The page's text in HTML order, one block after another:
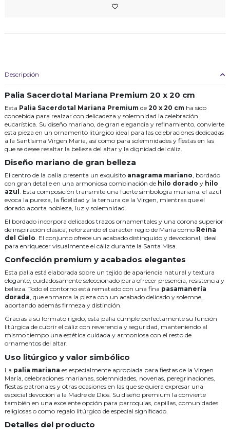
Descripción
Palia Sacerdotal Mariana Premium 20 x 20 cm
Esta Palia Sacerdotal Mariana Premium de 20 x 20 cm ha sido
concebida para realzar con delicadeza y solemnidad la celebración
eucarística. Su diseño mariano, de gran elegancia y refinamiento, convierte
esta pieza en un ornamento litúrgico ideal para las celebraciones dedicadas
a la Santísima Virgen María, así como para solemnidades y fiestas en las
que se desee resaltar la belleza del altar y la dignidad del cáliz.
Diseño mariano de gran belleza
El centro de la palia presenta un exquisito anagrama mariano, bordado
con gran detalle en una armoniosa combinación de hilo dorado y hilo
azul . Esta composición transmite una fuerte simbología mariana: el azul
evoca la pureza, la fidelidad y la ternura de la Virgen, mientras que el
dorado aporta nobleza, luz y solemnidad.
El bordado incorpora delicados trazos ornamentales y una corona superior
de inspiración clásica, reforzando el carácter regio de María como Reina
del Cielo . El conjunto ofrece un acabado distinguido y devocional, ideal
para enriquecer visualmente el cáliz durante la Santa Misa.
Confección premium y acabados elegantes
Esta palia está elaborada sobre un tejido de apariencia natural y textura
elegante, cuidadosamente seleccionado para ofrecer presencia, resistencia y
belleza. Todo el contorno está rematado con una fina pasamanería
dorada, que enmarca la pieza con un acabado delicado y solemne,
aportando además firmeza y distinción.
Gracias a su formato rígido, esta palia cumple perfectamente su función
litúrgica de cubrir el cáliz con reverencia y seguridad, manteniendo al
mismo tiempo una estética cuidada y armoniosa con el resto de
ornamentos del altar.
Uso litúrgico y valor simbólico
La palia mariana es especialmente apropiada para fiestas de la Virgen
María, celebraciones marianas, solemnidades, novenas, peregrinaciones,
fiestas patronales y otras ocasiones en las que se quiera expresar una
especial devoción a la Madre de Dios. Su diseño premium la convierte
también en una excelente opción para parroquias, capillas, comunidades
religiosas o como regalo litúrgico de especial significado.
Detalles del producto